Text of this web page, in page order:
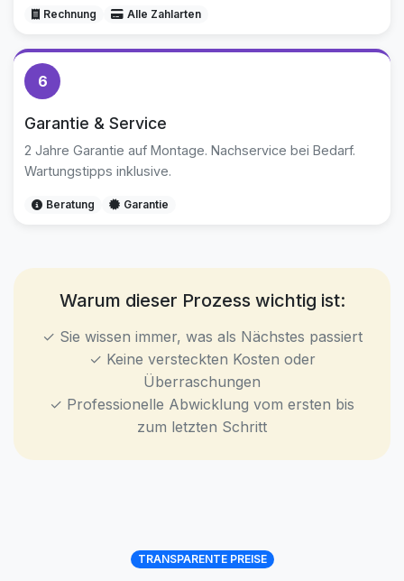
Rechnung Alle Zahlarten
6
Garantie & Service
2 Jahre Garantie auf Montage. Nachservice bei Bedarf.
Wartungstipps inklusive.
Beratung Garantie
Warum dieser Prozess wichtig ist:
✓ Sie wissen immer, was als Nächstes passiert
✓ Keine versteckten Kosten oder
Überraschungen
✓ Professionelle Abwicklung vom ersten bis
zum letzten Schritt
TRANSPARENTE PREISE